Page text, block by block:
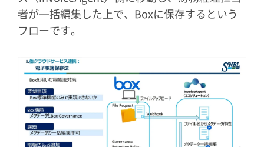
者が一括編集した上で、Boxに保存するという
フローです。